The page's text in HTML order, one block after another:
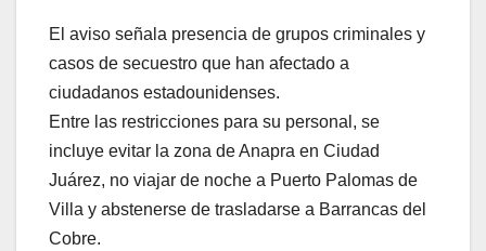
El aviso señala presencia de grupos criminales y
casos de secuestro que han afectado a
ciudadanos estadounidenses.
Entre las restricciones para su personal, se
incluye evitar la zona de Anapra en Ciudad
Juárez, no viajar de noche a Puerto Palomas de
Villa y abstenerse de trasladarse a Barrancas del
Cobre.